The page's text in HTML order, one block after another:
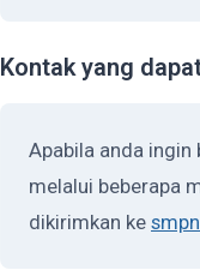
Kontak yang
Apabila anda ingin
melalui beberapa
dikirimkan ke